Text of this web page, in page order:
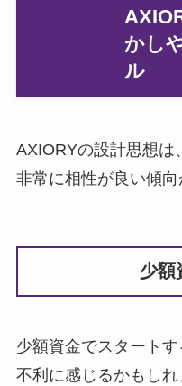
かし
ル
AXIORYの設計思想は
非常に相性が良い傾向
少額
少額資金でスタート
不利に感じるかもしれ